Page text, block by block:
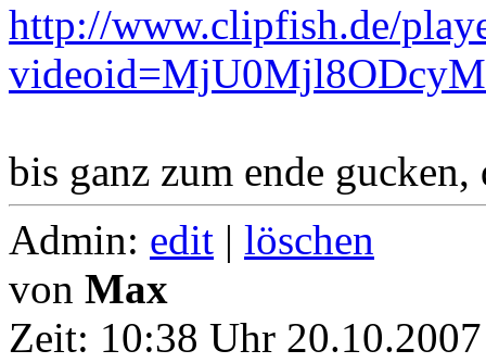
http://www.clipfish.de/
bis ganz zum ende
Admin: edit | löschen
von Max
Zeit: 10:38 Uhr